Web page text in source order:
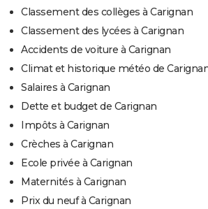
Classement des collèges à Carignan
Classement des lycées à Carignan
Accidents de voiture à Carignan
Climat et historique météo de
Salaires à Carignan
Dette et budget de Carignan
Impôts à Carignan
Crèches à Carignan
Ecole privée à Carignan
Maternités à Carignan
Prix du neuf à Carignan